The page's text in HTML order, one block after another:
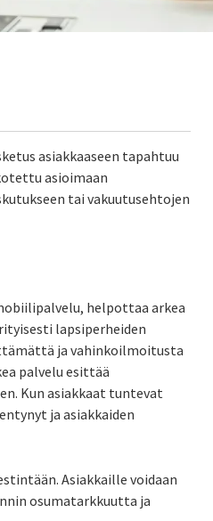
asiakkaaseen tapahtuu
asioimaan
tai vakuutusehtojen
helpottaa arkea
lapsiperheiden
ja vahinkoilmoitusta
palvelu esittää
Kun asiakkaat tuntevat
ja asiakkaiden
Asiakkaille voidaan
osumatarkkuutta ja